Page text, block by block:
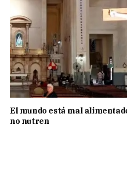
El mundo está mal
no nutren